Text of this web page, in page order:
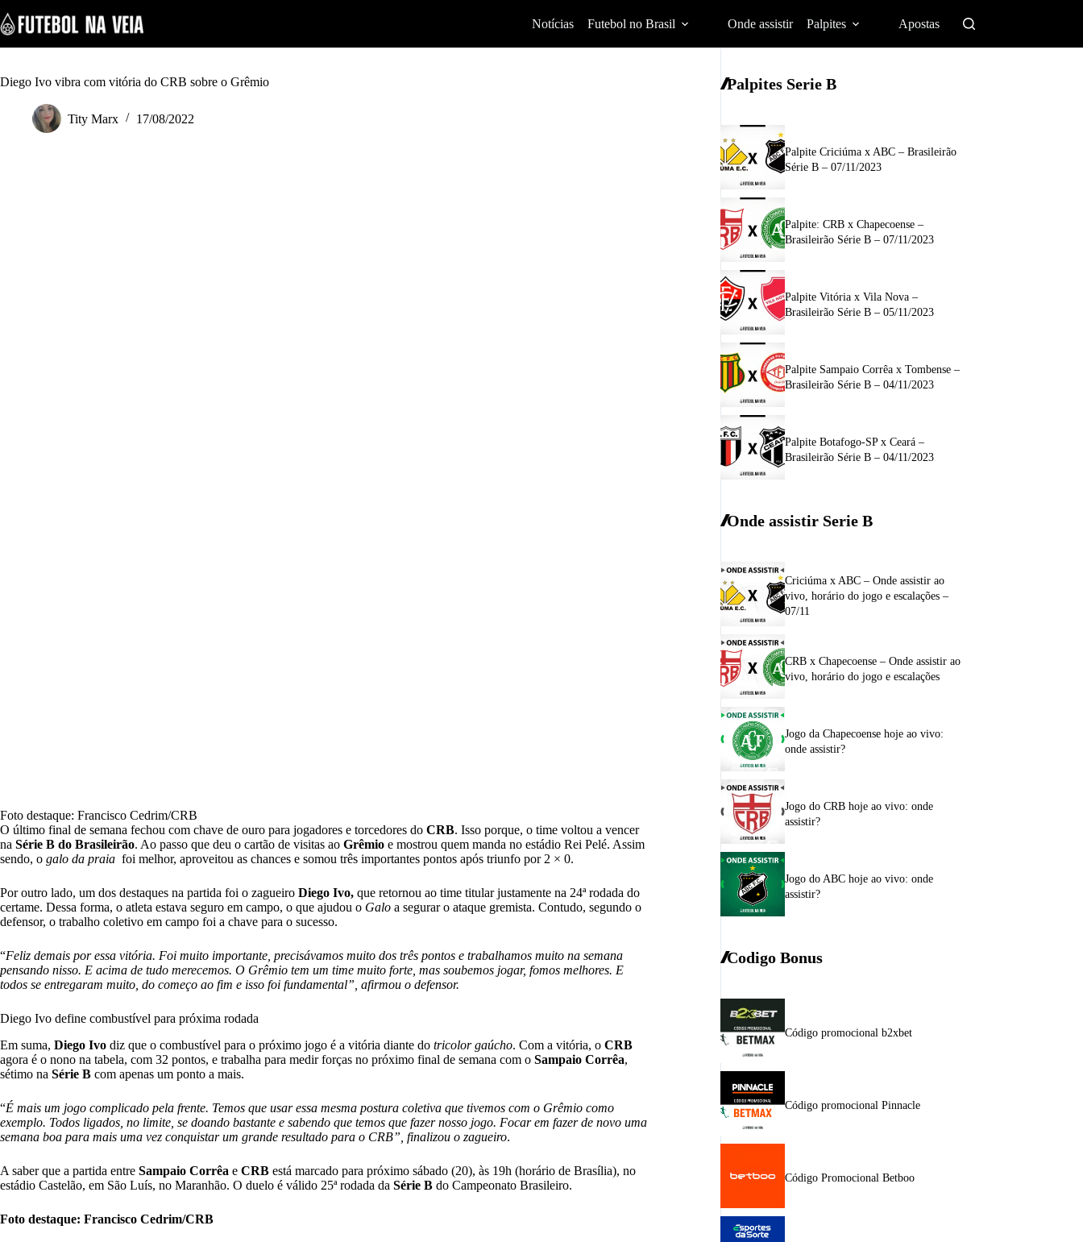
k
i
p
o
Notícias Futebol no Brasil Onde assistir Palpites Apostas
Diego Ivo vibra com vitória do CRB sobre o Grêmio
Tity Marx 17/08/2022
Foto destaque: Francisco Cedrim/CRB
O último final de semana fechou com chave de ouro para jogadores e torcedores do CRB. Isso porque, o time voltou a vencer
na Série B do Brasileirão. Ao passo que deu o cartão de visitas ao Grêmio e mostrou quem manda no estádio Rei Pelé. Assim
sendo, o galo da praia foi melhor, aproveitou as chances e somou três importantes pontos após triunfo por 2 × 0.
Por outro lado, um dos destaques na partida foi o zagueiro Diego Ivo, que retornou ao time titular justamente na 24ª rodada do
certame. Dessa forma, o atleta estava seguro em campo, o que ajudou o Galo a segurar o ataque gremista. Contudo, segundo o
defensor, o trabalho coletivo em campo foi a chave para o sucesso.
“Feliz demais por essa vitória. Foi muito importante, precisávamos muito dos três pontos e trabalhamos muito na semana
pensando nisso. E acima de tudo merecemos. O Grêmio tem um time muito forte, mas soubemos jogar, fomos melhores. E
todos se entregaram muito, do começo ao fim e isso foi fundamental”, afirmou o defensor.
Diego Ivo define combustível para próxima rodada
Em suma, Diego Ivo diz que o combustível para o próximo jogo é a vitória diante do tricolor gaúcho. Com a vitória, o CRB
agora é o nono na tabela, com 32 pontos, e trabalha para medir forças no próximo final de semana com o Sampaio Corrêa,
sétimo na Série B com apenas um ponto a mais.
“É mais um jogo complicado pela frente. Temos que usar essa mesma postura coletiva que tivemos com o Grêmio como
exemplo. Todos ligados, no limite, se doando bastante e sabendo que temos que fazer nosso jogo. Focar em fazer de novo uma
semana boa para mais uma vez conquistar um grande resultado para o CRB”, finalizou o zagueiro.
A saber que a partida entre Sampaio Corrêa e CRB está marcado para próximo sábado (20), às 19h (horário de Brasília), no
estádio Castelão, em São Luís, no Maranhão. O duelo é válido 25ª rodada da Série B do Campeonato Brasileiro.
Foto destaque: Francisco Cedrim/CRB
Palpites Serie B
Palpite Criciúma x ABC – Brasileirão
Série B – 07/11/2023
Palpite: CRB x Chapecoense –
Brasileirão Série B – 07/11/2023
Palpite Vitória x Vila Nova –
Brasileirão Série B – 05/11/2023
Palpite Sampaio Corrêa x Tombense –
Brasileirão Série B – 04/11/2023
Palpite Botafogo-SP x Ceará –
Brasileirão Série B – 04/11/2023
Onde assistir Serie B
Criciúma x ABC – Onde assistir ao
vivo, horário do jogo e escalações –
07/11
CRB x Chapecoense – Onde assistir ao
vivo, horário do jogo e escalações
Jogo da Chapecoense hoje ao vivo:
onde assistir?
Jogo do CRB hoje ao vivo: onde
assistir?
Jogo do ABC hoje ao vivo: onde
assistir?
Codigo Bonus
Código promocional b2xbet
Código promocional Pinnacle
Código Promocional Betboo